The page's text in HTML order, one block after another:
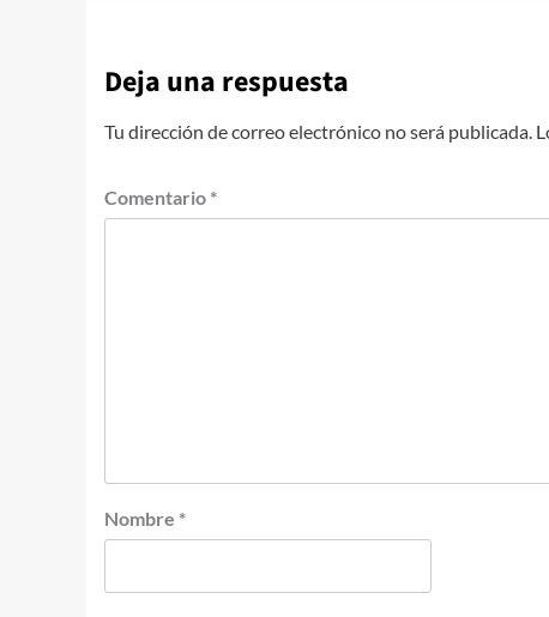
Deja una respuesta
Tu dirección de correo electrónico no será publicada.
Comentario *
Nombre *